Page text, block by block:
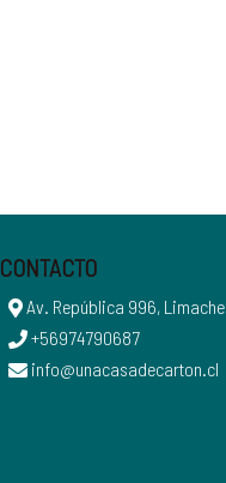
CONTACTO
Av. República 996, Limache
+56974790687
info@unacasadecarton.cl